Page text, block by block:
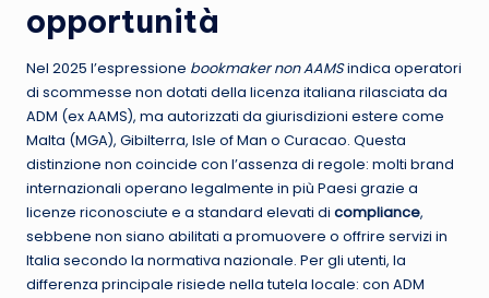
opportunità
Nel 2025 l’espressione bookmaker non AAMSindica operatori
di scommesse non dotati della licenza italiana rilasciata da
ADM (ex AAMS), ma autorizzati da giurisdizioni estere come
Malta (MGA), Gibilterra, Isle of Man o Curacao. Questa
distinzione non coincide con l’assenza di regole: molti brand
internazionali operano legalmente in più Paesi grazie a
licenze riconosciute e a standard elevati di compliance,
sebbene non siano abilitati a promuovere o offrire servizi in
Italia secondo la normativa nazionale. Per gli utenti, la
differenza principale risiede nella tutela locale: con ADM